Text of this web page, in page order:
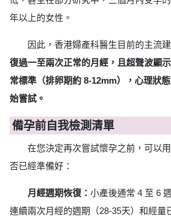
年以上的女性。
因此，香港婦產科醫生目前的主流建
復過一至兩次正常的月經，且超聲波顯
常標準（排卵期約 8-12mm），心理狀
始嘗試。
備孕前自我檢測清單
在您決定再次嘗試懷孕之前，可以
否已經準備好：
月經週期恢復： 小產後通常 4 至 6
連續兩次月經的週期（28-35天）和經量